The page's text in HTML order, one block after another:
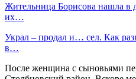
Жительница Борисова нашла в
их…
Украл – продал и… сел. Как
в…
После женщина с сыновьями